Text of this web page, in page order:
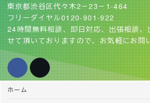
東京都渋谷区代々木2－23－1-464
フリーダイヤル0120-901-922
24時間無料相談、即日対応、出張相談
せて頂いておりますので、お気軽にお問
ホーム